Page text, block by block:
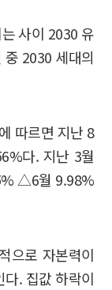
사이 2030 유
2030 세대의
따르면 지난 8
다. 지난 3월
△6월 9.98%
으로 자본력이
. 집값 하락이